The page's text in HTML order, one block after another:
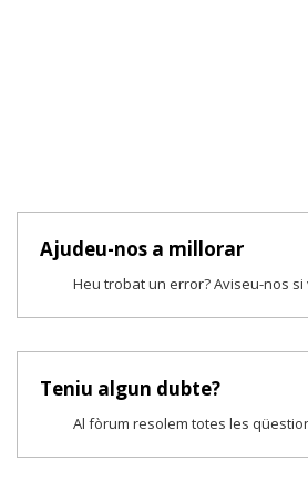
Ajudeu-nos a millorar
Heu trobat un error? Aviseu-nos
Teniu algun dubte?
Al fòrum resolem totes les